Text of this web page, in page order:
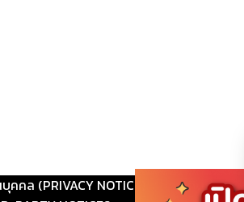
คล (PRIVACY NOTICE) ติดต่อเรา